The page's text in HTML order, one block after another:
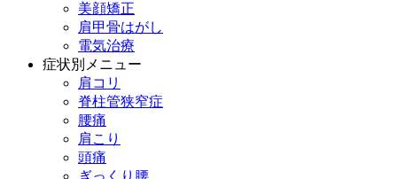
美顔矯正
肩甲骨はがし
電気治療
症状別メニュー
肩コリ
脊柱管狭窄症
腰痛
肩こり
頭痛
ぎっくり腰